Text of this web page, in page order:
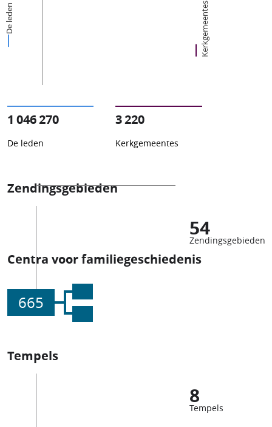
De leden Kerkgemeentes
1 046 270
De leden
3 220
Kerkgemeentes
Zendingsgebieden
54
Zendingsgebieden
Centra voor familiegeschiedenis
665
Tempels
8
Tempels